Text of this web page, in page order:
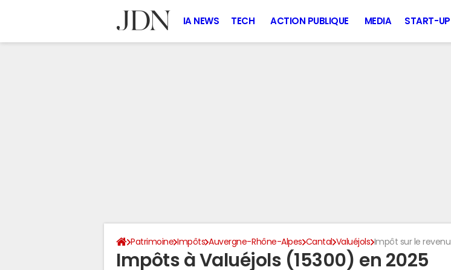
IA NEWS TECH ACTION PUBLIQUE MEDIA START-UP
Patrimoine Impôts Auvergne-Rhône-Alpes Cantal Valuéjols Impôt sur le revenu
Impôts à Valuéjols (15300) en 2025